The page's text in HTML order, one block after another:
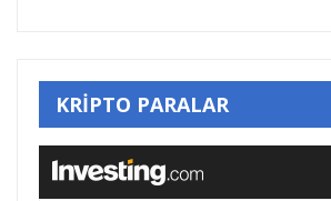
KRİPTO PARALAR